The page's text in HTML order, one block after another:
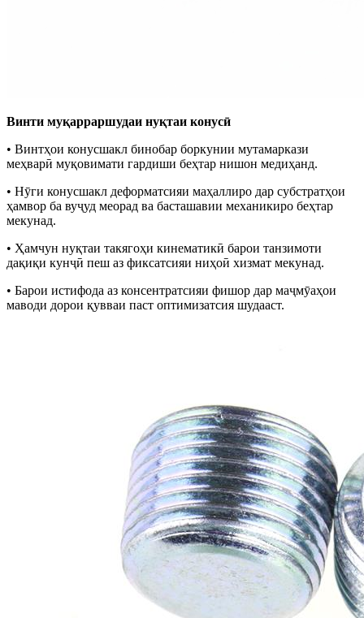
Винти муқарраршудаи нуқтаи конусӣ
• Винтҳои конусшакл бинобар боркунии мутамаркази
меҳварӣ муқовимати гардиши беҳтар нишон медиҳанд.
• Нӯги конусшакл деформатсияи маҳаллиро дар субстратҳои
ҳамвор ба вуҷуд меорад ва басташавии механикиро беҳтар
мекунад.
• Ҳамчун нуқтаи такягоҳи кинематикӣ барои танзимоти
дақиқи кунҷӣ пеш аз фиксатсияи ниҳоӣ хизмат мекунад.
• Барои истифода аз консентратсияи фишор дар маҷмӯаҳои
маводи дорои қувваи паст оптимизатсия шудааст.